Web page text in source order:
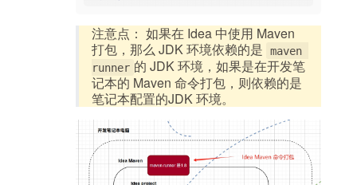
注意点： 如果在 Idea 中使用 Maven
打包，那么 JDK 环境依赖的是
maven
runner 的 JDK 环境，如果是在开发笔
记本的 Maven 命令打包，则依赖的是
笔记本配置的JDK 环境。